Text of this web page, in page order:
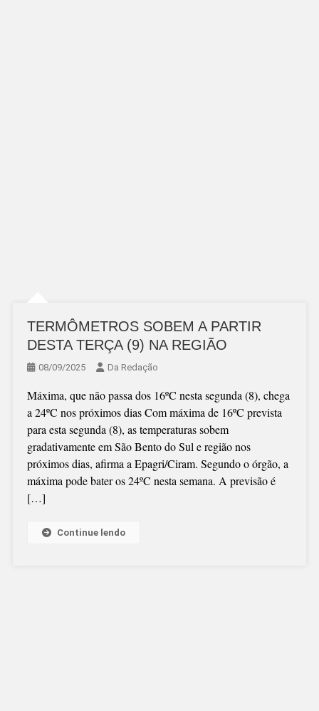
TERMÔMETROS SOBEM A PARTIR
DESTA TERÇA (9) NA REGIÃO
08/09/2025 Da Redação
Máxima, que não passa dos 16ºC nesta segunda (8), chega
a 24ºC nos próximos dias Com máxima de 16ºC prevista
para esta segunda (8), as temperaturas sobem
gradativamente em São Bento do Sul e região nos
próximos dias, afirma a Epagri/Ciram. Segundo o órgão, a
máxima pode bater os 24ºC nesta semana. A previsão é
[…]
Continue lendo